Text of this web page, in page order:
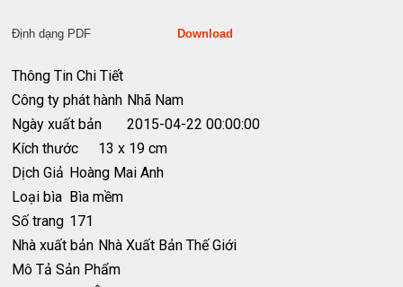
Định dạng PDF Download
Thông Tin Chi Tiết
Công ty phát hành Nhã Nam
Ngày xuất bản
2015-04-22 00:00:00
Kích thước
13 x 19 cm
Dịch Giả Hoàng Mai Anh
Loại bìa Bìa mềm
Số trang 171
Nhà xuất bản Nhà Xuất Bản Thế Giới
Mô Tả Sản Phẩm